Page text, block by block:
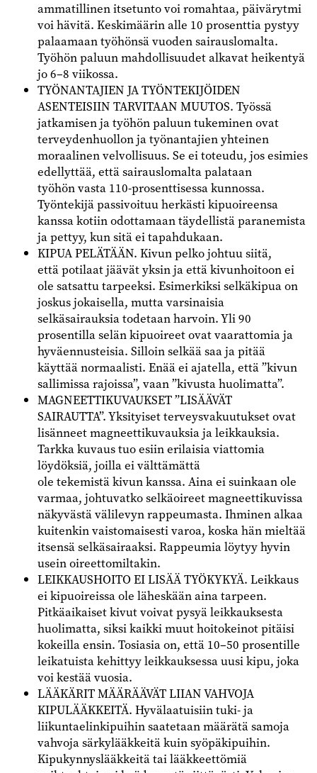
ammatillinen itsetunto voi romahtaa, päivärytmi
voi hävitä. Keskimäärin alle 10 prosenttia pystyy
palaamaan työhönsä vuoden sairauslomalta.
Työhön paluun mahdollisuudet alkavat heikentyä
jo 6–8 viikossa.
TYÖNANTAJIEN JA TYÖNTEKIJÖIDEN
ASENTEISIIN TARVITAAN MUUTOS. Työssä
jatkamisen ja työhön paluun tukeminen ovat
terveydenhuollon ja työnantajien yhteinen
moraalinen velvollisuus. Se ei toteudu, jos esimies
edellyttää, että sairauslomalta palataan
työhön vasta 110-prosenttisessa kunnossa.
Työntekijä passivoituu herkästi kipuoireensa
kanssa kotiin odottamaan täydellistä paranemista
ja pettyy, kun sitä ei tapahdukaan.
KIPUA PELÄTÄÄN. Kivun pelko johtuu siitä,
että potilaat jäävät yksin ja että kivunhoitoon ei
ole satsattu tarpeeksi. Esimerkiksi selkäkipua on
joskus jokaisella, mutta varsinaisia
selkäsairauksia todetaan harvoin. Yli 90
prosentilla selän kipuoireet ovat vaarattomia ja
hyväennusteisia. Silloin selkää saa ja pitää
käyttää normaalisti. Enää ei ajatella, että ”kivun
sallimissa rajoissa”, vaan ”kivusta huolimatta”.
MAGNEETTIKUVAUKSET ”LISÄÄVÄT
SAIRAUTTA”. Yksityiset terveysvakuutukset ovat
lisänneet magneettikuvauksia ja leikkauksia.
Tarkka kuvaus tuo esiin erilaisia viattomia
löydöksiä, joilla ei välttämättä
ole tekemistä kivun kanssa. Aina ei suinkaan ole
varmaa, johtuvatko selkäoireet magneettikuvissa
näkyvästä välilevyn rappeumasta. Ihminen alkaa
kuitenkin vaistomaisesti varoa, koska hän mieltää
itsensä selkäsairaaksi. Rappeumia löytyy hyvin
usein oireettomiltakin.
LEIKKAUSHOITO EI LISÄÄ TYÖKYKYÄ. Leikkaus
ei kipuoireissa ole läheskään aina tarpeen.
Pitkäaikaiset kivut voivat pysyä leikkauksesta
huolimatta, siksi kaikki muut hoitokeinot pitäisi
kokeilla ensin. Tosiasia on, että 10–50 prosentille
leikatuista kehittyy leikkauksessa uusi kipu, joka
voi kestää vuosia.
LÄÄKÄRIT MÄÄRÄÄVÄT LIIAN VAHVOJA
KIPULÄÄKKEITÄ. Hyvälaatuisiin tuki- ja
liikuntaelinkipuihin saatetaan määrätä samoja
vahvoja särkylääkkeitä kuin syöpäkipuihin.
Kipukynnyslääkkeitä tai lääkkeettömiä